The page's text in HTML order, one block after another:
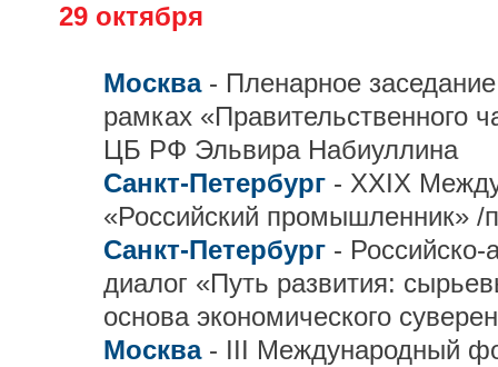
29 октября
Москва - Пленарное
рамках «Правительственного
ЦБ РФ Эльвира Набиуллина
Санкт-Петербург - XXIX
«Российский промышленник» /
Санкт-Петербург -
диалог «Путь развития:
основа экономического
Москва - III Международный